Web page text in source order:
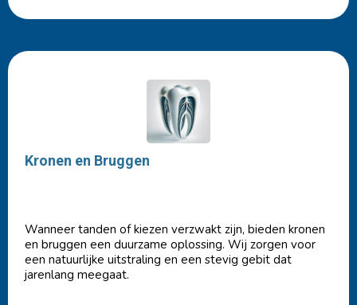
Kronen en Bruggen
Wanneer tanden of kiezen verzwakt zijn, bieden kronen
en bruggen een duurzame oplossing. Wij zorgen voor
een natuurlijke uitstraling en een stevig gebit dat
jarenlang meegaat.